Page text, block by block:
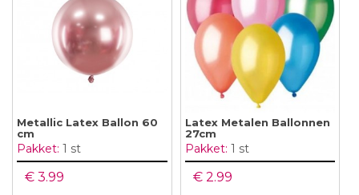
Metallic Latex Ballon 60
cm
Pakket: 1 st
€ 3.99
Latex Metalen Ballonnen
27cm
Pakket: 1 st
€ 2.99